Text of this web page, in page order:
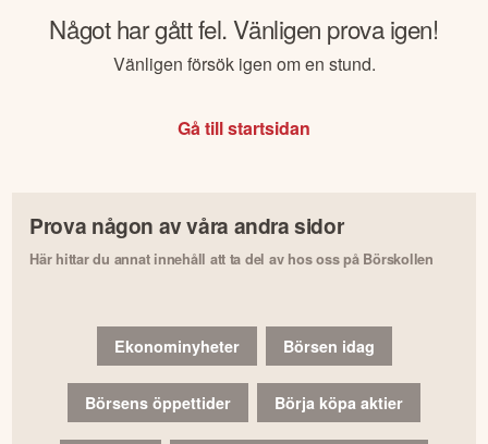
Något har gått fel. Vänligen prova igen!
Vänligen försök igen om en stund.
Gå till startsidan
Prova någon av våra andra sidor
Här hittar du annat innehåll att ta del av hos oss på Börskollen
Ekonominyheter Börsen idag
Börsens öppettider Börja köpa aktier